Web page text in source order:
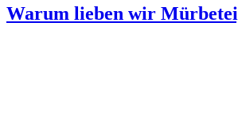
Warum lieben wir